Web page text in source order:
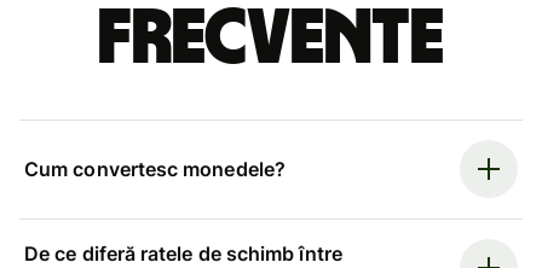
frecvente
Cum convertesc monedele?
De ce diferă ratele de schimb între